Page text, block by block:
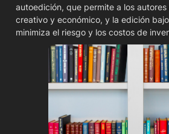
autoedición, que permite a los
creativo y económico, y la edición
minimiza el riesgo y los costos de